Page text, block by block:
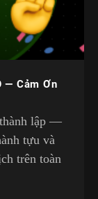
— Cảm Ơn
lập —
tựu và
trên toàn